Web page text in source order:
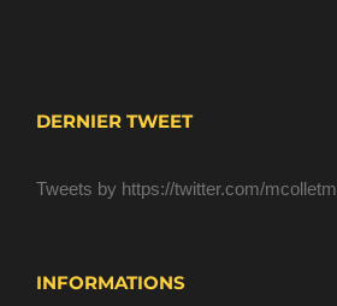
DERNIER TWEET
Tweets by https://twitter.com/mcolletm
INFORMATIONS